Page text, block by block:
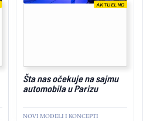
Šta nas očekuje na sajmu
automobila u Parizu
NOVI MODELI I KONCEPTI
AKTUELNO